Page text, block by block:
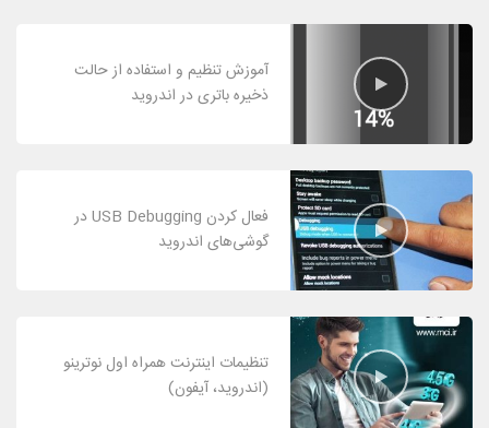
آموزش تنظیم و استفاده از حالت
ذخیره باتری در اندروید
فعال کردن USB Debugging در
گوشی‌های اندروید
تنظیمات اینترنت همراه اول نوترینو
(اندروید، آیفون)